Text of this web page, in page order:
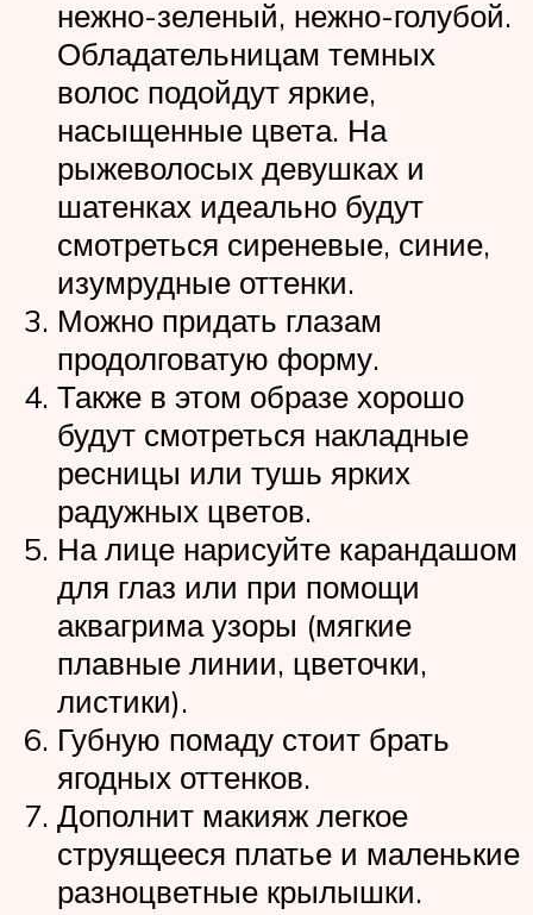
нежно-зеленый, нежно-голубой.
Обладательницам темных
волос подойдут яркие,
насыщенные цвета. На
рыжеволосых девушках и
шатенках идеально будут
смотреться сиреневые, синие,
изумрудные оттенки.
Можно придать глазам
продолговатую форму.
Также в этом образе хорошо
будут смотреться накладные
ресницы или тушь ярких
радужных цветов.
На лице нарисуйте карандашом
для глаз или при помощи
аквагрима узоры (мягкие
плавные линии, цветочки,
листики).
Губную помаду стоит брать
ягодных оттенков.
Дополнит макияж легкое
струящееся платье и маленькие
разноцветные крылышки.